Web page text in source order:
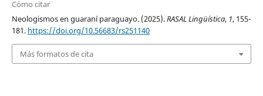
Cómo citar
Neologismos en guaraní paraguayo. (2025).RASAL Lingüística, 1, 155-
181. https://doi.org/10.56683/rs251140
Más formatos de cita